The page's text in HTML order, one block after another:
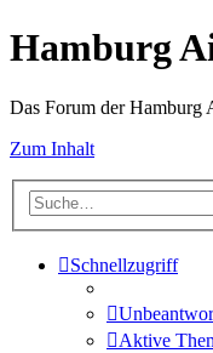
Hamburg
Das Forum der Hamburg
Zum Inhalt
Schnellzugriff
Aktive